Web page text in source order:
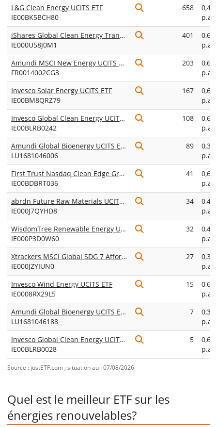
L&G Clean Energy UCITS ETF
IE00BK5BCH80
658
p.a.
iShares Global Clean Energy Transition UCITS ETF USD (Acc)
IE000U58J0M1
401
p.a.
Amundi MSCI New Energy UCITS ETF Acc
FR0014002CG3
203
p.a.
Invesco Solar Energy UCITS ETF
IE00BM8QRZ79
167
p.a.
Invesco Global Clean Energy UCITS ETF Acc
IE00BLRB0242
108
p.a.
Amundi Global Bioenergy UCITS ETF EUR Acc
LU1681046006
89
p.a.
First Trust Nasdaq Clean Edge Green Energy UCITS ETF Acc
IE00BDBRT036
41
p.a.
abrdn Future Raw Materials UCITS ETF USD Acc
IE000J7QYHD8
34
p.a.
WisdomTree Renewable Energy UCITS ETF USD Unhedged Acc
IE000P3D0W60
32
p.a.
Xtrackers MSCI Global SDG 7 Affordable and Clean Energy UCITS ETF 1C
IE000JZYIUN0
27
p.a.
Invesco Wind Energy UCITS ETF
IE0008RX29L5
15
p.a.
Amundi Global Bioenergy UCITS ETF USD Acc
LU1681046188
7
p.a.
Invesco Global Clean Energy UCITS ETF Dist
IE00BLRB0028
5
p.a.
Source : justETF.com ; situation au : 07/08/2026
Quel est le meilleur ETF sur les
énergies renouvelables?